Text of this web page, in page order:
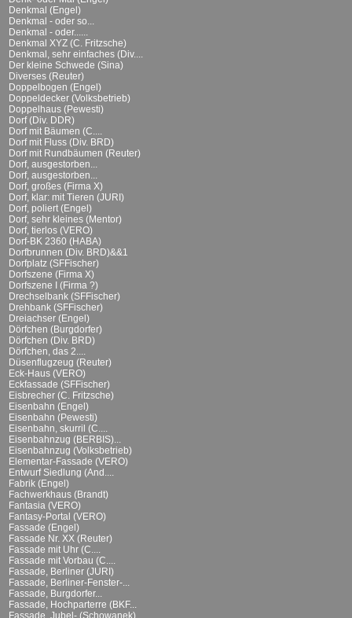
Denkmal (Engel)
Denkmal - oder so...
Denkmal - oder......
Denkmal XYZ (C. Fritzsche)
Denkmal, sehr einfaches (Div....
Der kleine Schwede (Sina)
Diverses (Reuter)
Doppelbogen (Engel)
Doppeldecker (Volksbetrieb)
Doppelhaus (Pewesti)
Dorf (Div. DDR)
Dorf mit Bäumen (C....
Dorf mit Fluss (Div. BRD)
Dorf mit Rundbäumen (Reuter)
Dorf, ausgestorben...
Dorf, ausgestorben...
Dorf, großes (Firma X)
Dorf, klar: mit Tieren (JURI)
Dorf, poliert (Engel)
Dorf, sehr kleines (Mentor)
Dorf, tierlos (VERO)
Dorf-BK 2360 (HABA)
Dorfbrunnen (Div. BRD)&&1
Dorfplatz (SFFischer)
Dorfszene (Firma X)
Dorfszene I (Firma ?)
Drechselbank (SFFischer)
Drehbank (SFFischer)
Dreiachser (Engel)
Dörfchen (Burgdorfer)
Dörfchen (Div. BRD)
Dörfchen, das 2....
Düsenflugzeug (Reuter)
Eck-Haus (VERO)
Eckfassade (SFFischer)
Eisbrecher (C. Fritzsche)
Eisenbahn (Engel)
Eisenbahn (Pewesti)
Eisenbahn, skurril (C....
Eisenbahnzug (BERBIS)...
Eisenbahnzug (Volksbetrieb)
Elementar-Fassade (VERO)
Entwurf Siedlung (And....
Fabrik (Engel)
Fachwerkhaus (Brandt)
Fantasia (VERO)
Fantasy-Portal (VERO)
Fassade (Engel)
Fassade Nr. XX (Reuter)
Fassade mit Uhr (C....
Fassade mit Vorbau (C....
Fassade, Berliner (JURI)
Fassade, Berliner-Fenster-...
Fassade, Burgdorfer...
Fassade, Hochparterre (BKF...
Fassade, Jubel- (Schowanek)